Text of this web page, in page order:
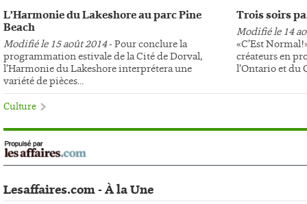
L’Harmonie du Lakeshore au parc Pine
Beach
Modifié le 15 août 2014- Pour conclure la
programmation estivale de la Cité de Dorval,
l’Harmonie du Lakeshore interprétera une
variété de pièces...
Trois soirs
Modifié le 14
«C’Est
créateurs en
l’Ontario et du
Culture
Lesaffaires.com - À la Une